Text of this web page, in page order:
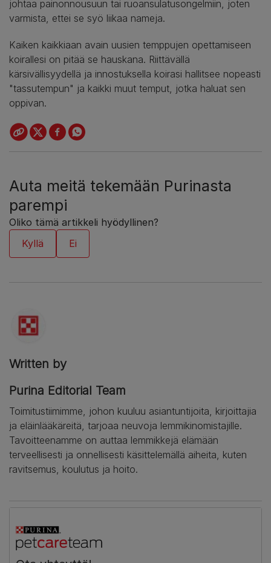
johtaa painonnousuun tai ruoansulatusongelmiin, joten
varmista, ettei se syö liikaa nameja.
Kaiken kaikkiaan avain uusien temppujen opettamiseen
koirallesi on pitää se hauskana. Riittävällä
kärsivällisyydellä ja innostuksella koirasi hallitsee nopeasti
"tassutempun" ja kaikki muut temput, jotka haluat sen
oppivan.
Auta meitä tekemään Purinasta
parempi
Oliko tämä artikkeli hyödyllinen?
Written by
Purina Editorial Team
Toimitustiimimme, johon kuuluu asiantuntijoita, kirjoittajia
ja eläinlääkäreitä, tarjoaa neuvoja lemmikinomistajille.
Tavoitteenamme on auttaa lemmikkejä elämään
terveellisesti ja onnellisesti käsittelemällä aiheita, kuten
ravitsemus, koulutus ja hoito.